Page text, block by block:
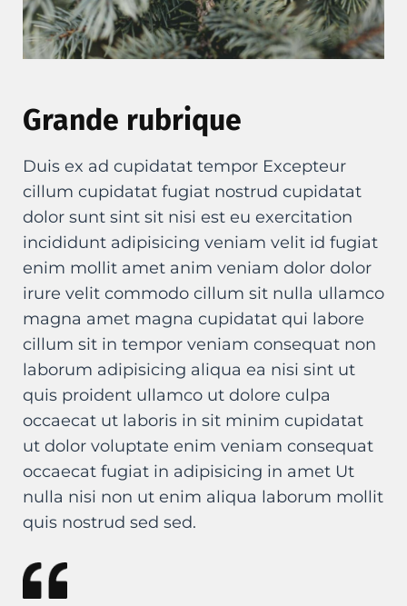
Grande rubrique
Duis ex ad cupidatat tempor Excepteur
cillum cupidatat fugiat nostrud cupidatat
dolor sunt sint sit nisi est eu exercitation
incididunt adipisicing veniam velit id fugiat
enim mollit amet anim veniam dolor dolor
irure velit commodo cillum sit nulla ullamco
magna amet magna cupidatat qui labore
cillum sit in tempor veniam consequat non
laborum adipisicing aliqua ea nisi sint ut
quis proident ullamco ut dolore culpa
occaecat ut laboris in sit minim cupidatat
ut dolor voluptate enim veniam consequat
occaecat fugiat in adipisicing in amet Ut
nulla nisi non ut enim aliqua laborum mollit
quis nostrud sed sed.